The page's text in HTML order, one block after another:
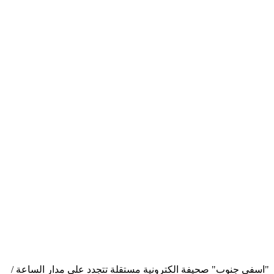
"اسفي جنوب" صحيفة الكترونية مستقلة تتجدد على مدار الساعة /